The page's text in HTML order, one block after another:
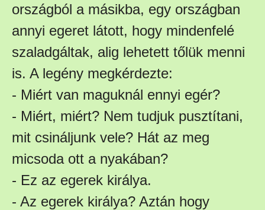
országból a másikba, egy országban
annyi egeret látott, hogy mindenfelé
szaladgáltak, alig lehetett tőlük menni
is. A legény megkérdezte:
- Miért van maguknál ennyi egér?
- Miért, miért? Nem tudjuk pusztítani,
mit csináljunk vele? Hát az meg
micsoda ott a nyakában?
- Ez az egerek királya.
- Az egerek királya? Aztán hogy